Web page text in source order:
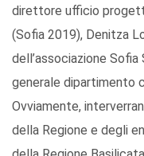
direttore ufficio
(Sofia 2019), Denitza
dell’associazione
generale dipartimento
Ovviamente,
della Regione e degli